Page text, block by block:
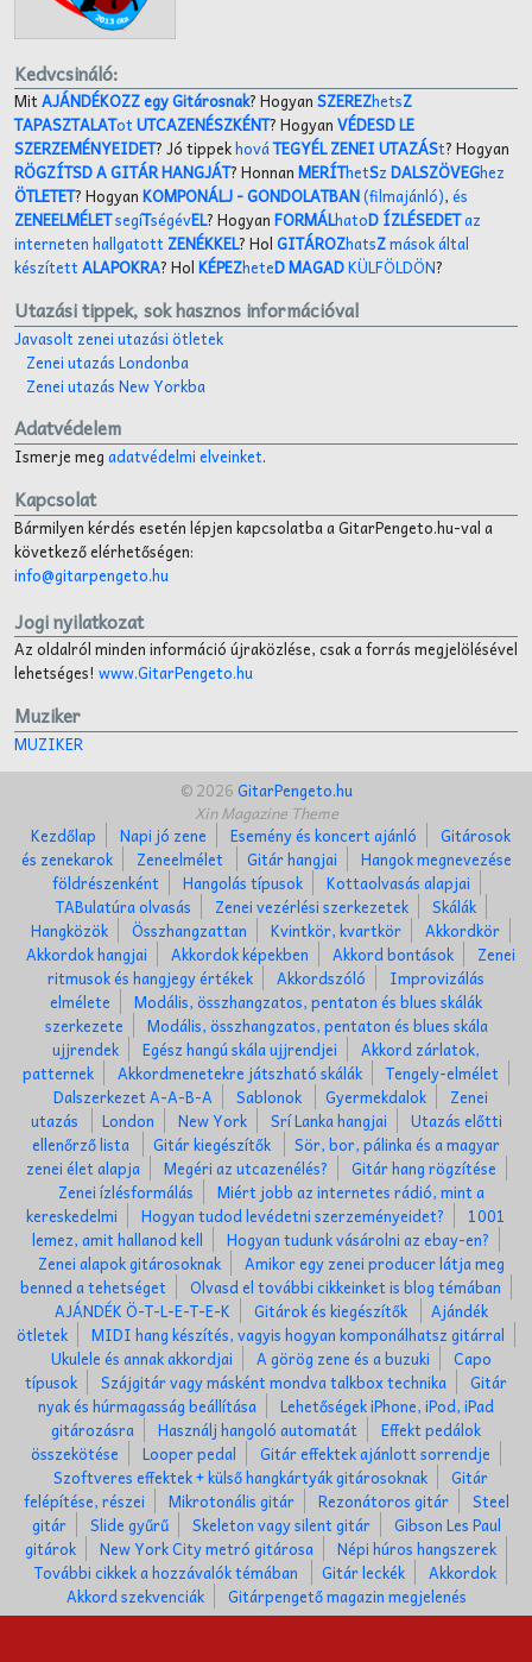
Kedvcsináló:
MitAJÁNDÉKOZZ egy Gitárosnak? HogyanSZEREZhetsZ
TAPASZTALATotUTCAZENÉSZKÉNT? HogyanVÉDESD LE
SZERZEMÉNYEIDET? Jó tippekhováTEGYÉL ZENEI UTAZÁSt? Hogyan
RÖGZÍTSD A GITÁR HANGJÁT? HonnanMERÍThetSzDALSZÖVEGhez
ÖTLETET? HogyanKOMPONÁLJ- GONDOLATBAN(filmajánló),és
ZENEELMÉLETsegíTségévEL? HogyanFORMÁLhatoD ÍZLÉSEDETaz
interneten hallgatott ZENÉKKEL? HolGITÁROZhatsZmások által
készítettALAPOKRA? HolKÉPEZheteD MAGADKÜLFÖLDÖN?
Utazási tippek, sok hasznos információval
Javasolt zenei utazási ötletek
Zenei utazás Londonba
Zenei utazás New Yorkba
Adatvédelem
Ismerje megadatvédelmi elveinket.
Kapcsolat
Bármilyen kérdés esetén lépjen kapcsolatba a GitarPengeto.hu-val a
következő elérhetőségen:
info@gitarpengeto.hu
Jogi nyilatkozat
Az oldalról minden információ újraközlése, csak a forrás megjelölésével
lehetséges! www.GitarPengeto.hu
Muziker
MUZIKER
© 2026GitarPengeto.hu
Xin Magazine Theme
Kezdőlap
Napi jó zene Esemény és koncert ajánló
Gitárosok
és zenekarok
Zeneelmélet Gitár hangjai
Hangok megnevezése
földrészenként
Hangolás típusok
Kottaolvasás alapjai
TABulatúra olvasás
Zenei vezérlési szerkezetek
Skálák
Hangközök
Összhangzattan Kvintkör, kvartkör
Akkordkör
Akkordok hangjai
Akkordok képekben Akkord bontások
Zenei
ritmusok és hangjegy értékek
Akkordszóló
Improvizálás
elmélete
Modális, összhangzatos, pentaton és blues skálák
szerkezete
Modális, összhangzatos, pentaton és blues skála
ujjrendek
Egész hangú skála ujjrendjei
Akkord zárlatok,
patternek
Akkordmenetekre játszható skálák
Tengely-elmélet
Dalszerkezet A-A-B-A
Sablonok Gyermekdalok
Zenei
utazás
London New York Srí Lanka hangjai
Utazás előtti
ellenőrző lista
Gitár kiegészítők
Sör, bor, pálinka és a magyar
zenei élet alapja
Megéri az utcazenélés?
Gitár hang rögzítése
Zenei ízlésformálás
Miért jobb az internetes rádió, mint a
kereskedelmi
Hogyan tudod levédetni szerzeményeidet?
1001
lemez, amit hallanod kell
Hogyan tudunk vásárolni az ebay-en?
Zenei alapok gitárosoknak
Amikor egy zenei producer látja meg
benned a tehetséget
Olvasd el további cikkeinket is blog témában
AJÁNDÉK Ö-T-L-E-T-E-K
Gitárok és kiegészítők
Ajándék
ötletek
MIDI hang készítés, vagyis hogyan komponálhatsz gitárral
Ukulele és annak akkordjai
A görög zene és a buzuki
Capo
típusok
Szájgitár vagy másként mondva talkbox technika
Gitár
nyak és húrmagasság beállítása
Lehetőségek iPhone, iPod, iPad
gitározásra
Használj hangoló automatát
Effekt pedálok
összekötése
Looper pedal
Gitár effektek ajánlott sorrendje
Szoftveres effektek + külső hangkártyák gitárosoknak
Gitár
felépítése, részei
Mikrotonális gitár Rezonátoros gitár
Steel
gitár
Slide gyűrű Skeleton vagy silent gitár
Gibson Les Paul
gitárok
New York City metró gitárosa
Népi húros hangszerek
További cikkek a hozzávalók témában
Gitár leckék
Akkordok
Akkord szekvenciák
Gitárpengető magazin megjelenés